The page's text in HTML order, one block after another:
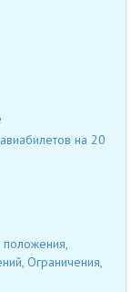
на 20
положения,
Ограничения,